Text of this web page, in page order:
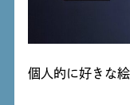
個人的に好きな